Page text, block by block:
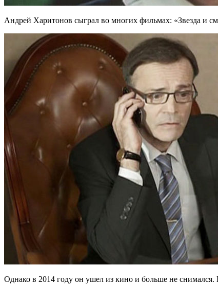
Андрей Харитонов сыграл во многих фильмах: «Звезда и
Однако в 2014 году он ушел из кино и больше не снимался.